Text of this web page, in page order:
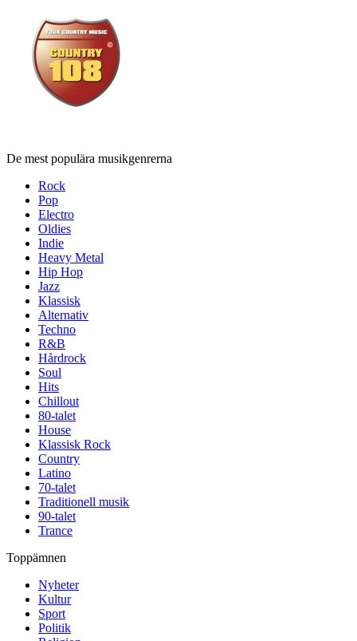
De mest populära musikgenrerna
Rock
Pop
Electro
Oldies
Indie
Heavy Metal
Hip Hop
Jazz
Klassisk
Alternativ
Techno
R&B
Hårdrock
Soul
Hits
Chillout
80-talet
House
Klassisk Rock
Country
Latino
70-talet
Traditionell musik
90-talet
Trance
Toppämnen
Nyheter
Kultur
Sport
Politik